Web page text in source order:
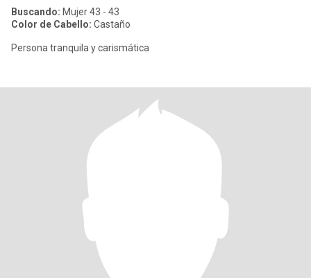
Buscando: Mujer 43 - 43
Color de Cabello: Castaño
Persona tranquila y carismática